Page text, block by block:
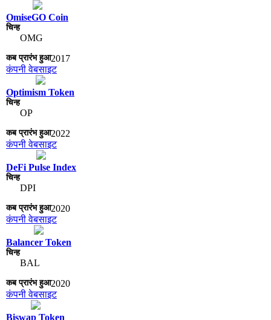
OmiseGO Coin
OMG
2017
कंपनी वेबसाइट
Optimism Token
OP
2022
कंपनी वेबसाइट
DeFi Pulse Index
DPI
2020
कंपनी वेबसाइट
Balancer Token
BAL
2020
कंपनी वेबसाइट
Biswap Token